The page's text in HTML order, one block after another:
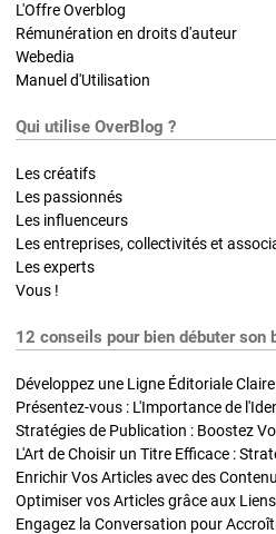
L'Offre Overblog
Rémunération en droits d'auteur
Webedia
Manuel d'Utilisation
Qui utilise OverBlog ?
Les créatifs
Les passionnés
Les influenceurs
Les entreprises, collectivités et
Les experts
Vous !
12 conseils pour bien débuter son
Développez une Ligne Éditoriale
Présentez-vous : L'Importance de
L'Art de Choisir un Titre Efficace :
Optimiser vos Articles grâce aux Liens
Engagez la Conversation pour